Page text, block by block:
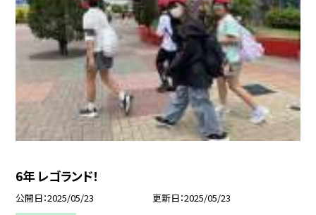
6年 レゴランド！
公開日 2025/05/23 更新日 2025/05/23